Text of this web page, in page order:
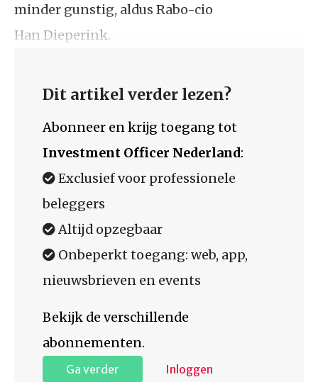
minder gunstig, aldus Rabo-cio
Han Dieperink.
Dit artikel verder lezen?
Abonneer en krijg toegang tot
Investment Officer Nederland:
Exclusief voor professionele
beleggers
Altijd opzegbaar
Onbeperkt toegang: web, app,
nieuwsbrieven en events
Bekijk de verschillende
abonnementen.
Ga verder Inloggen